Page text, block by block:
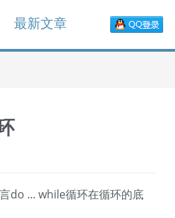
最新文章
do ... while循环在循环的底